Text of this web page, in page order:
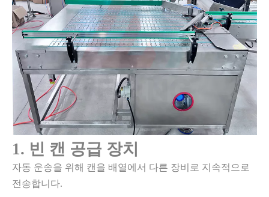
1. 빈 캔 공급 장치
자동 운송을 위해 캔을 배열에서 다른 장비로 지속적으로
전송합니다.